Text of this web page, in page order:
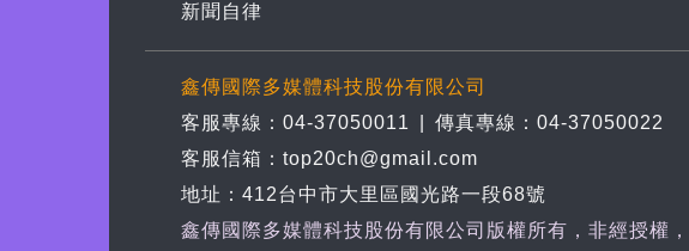
新聞自律
鑫傳國際多媒體科技股份有限公司
客服專線：04-37050011
傳真專線：04-37050022
客服信箱：top20ch@gmail.com
地址：412台中市大里區國光路一段68號
鑫傳國際多媒體科技股份有限公司版權所有，非經授權